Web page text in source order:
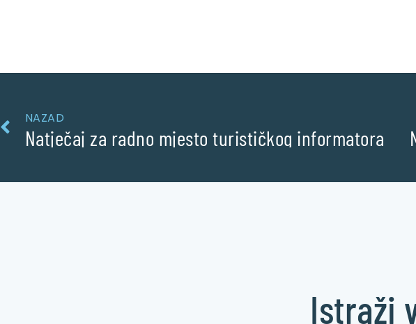
NAZAD
Natječaj za radno mjesto turističkog informatora
Istraži